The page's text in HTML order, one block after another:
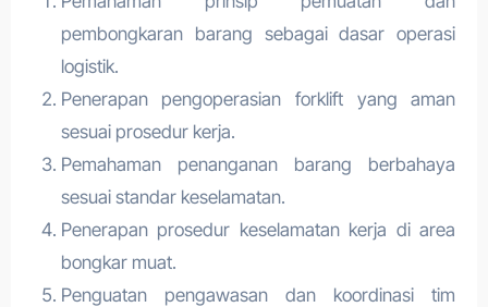
pembongkaran barang sebagai dasar operasi
logistik.
Penerapan pengoperasian forklift yang aman
sesuai prosedur kerja.
Pemahaman penanganan barang berbahaya
sesuai standar keselamatan.
Penerapan prosedur keselamatan kerja di area
bongkar muat.
Penguatan pengawasan dan koordinasi tim